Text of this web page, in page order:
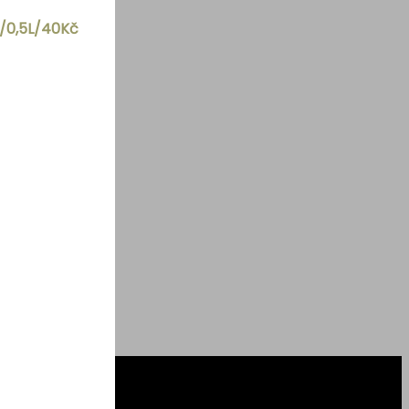
0,5L/40Kč